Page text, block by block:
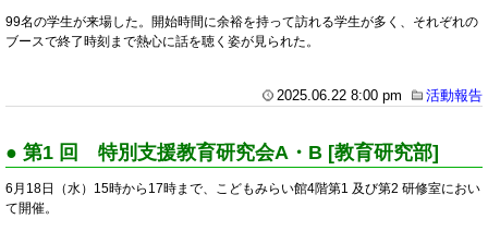
99名の学生が来場した。開始時間に余裕を持って訪れる学生が多く、それぞれの
ブースで終了時刻まで熱心に話を聴く姿が見られた。
2025.06.22 8:00 pm 活動報告
● 第1 回 特別支援教育研究会A・B [教育研究部]
6月18日（水）15時から17時まで、こどもみらい館4階第1 及び第2 研修室におい
て開催。